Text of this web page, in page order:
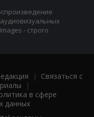
- строго
| Связаться с
|
в сфере
данных